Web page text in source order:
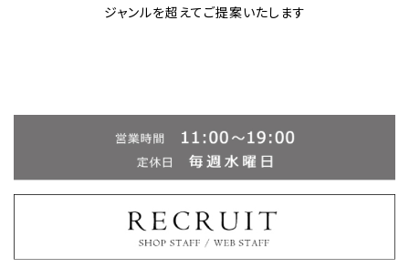
ジャンルを超えてご提案いたします